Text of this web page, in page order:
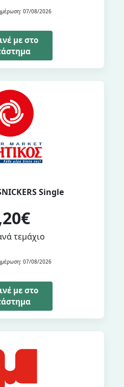
07/08/2026
με στο
Single
τεμάχιο
07/08/2026
με στο